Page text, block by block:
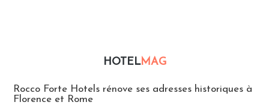
HOTELMAG
Rocco Forte Hotels rénove ses adresses historiques à
Florence et Rome